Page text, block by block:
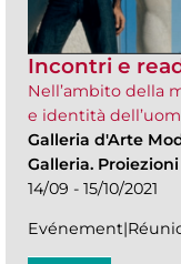
Incontri e
Nell’ambito della
e identità
Galleria d'Arte
Galleria.
14/09 - 15/10/2021